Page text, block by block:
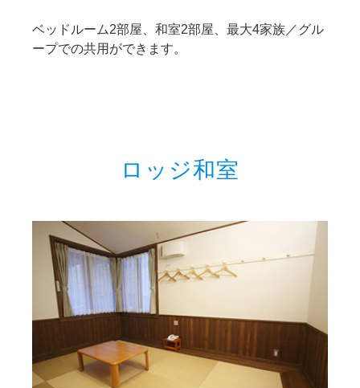
ベッドルーム2部屋、和室2部屋、最大4家族／グル
ープでの共用ができます。
ロッジ和室